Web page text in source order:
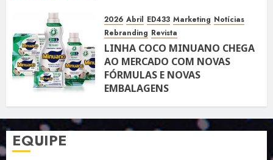
2026 Abril ED433 Marketing Notícias
Rebranding Revista
LINHA COCO MINUANO CHEGA
AO MERCADO COM NOVAS
FÓRMULAS E NOVAS
EMBALAGENS
10 DE ABRIL DE 2026 122
EQUIPE